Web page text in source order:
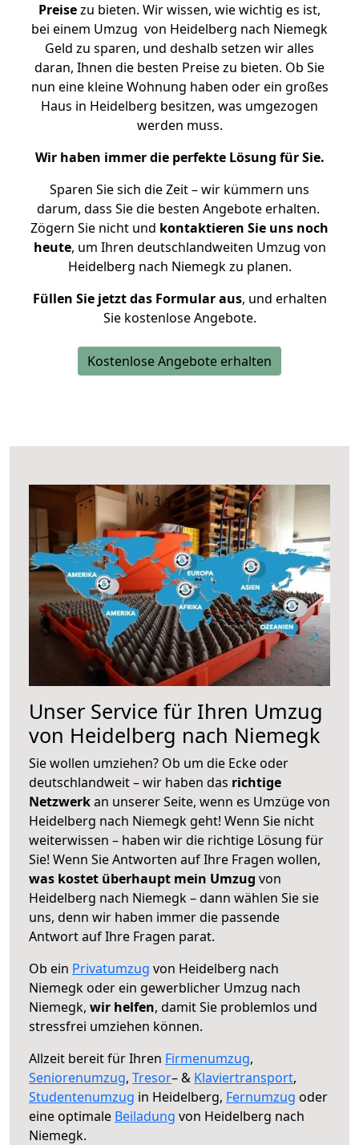
Preisezu bieten. Wir wissen, wie wichtig es ist,
bei einem Umzug von Heidelberg nach Niemegk
Geld zu sparen, und deshalb setzen wir alles
daran, Ihnen die besten Preise zu bieten. Ob Sie
nun eine kleine Wohnung haben oder ein großes
Haus in Heidelberg besitzen, was umgezogen
werden muss.
Wir haben immer die perfekte Lösung für Sie.
Sparen Sie sich die Zeit – wir kümmern uns
darum, dass Sie die besten Angebote erhalten.
Zögern Sie nicht und kontaktieren Sie uns noch
heute, um Ihren deutschlandweiten Umzug von
Heidelberg nach Niemegk zu planen.
Füllen Sie jetzt das Formular aus, und erhalten
Sie kostenlose Angebote.
Kostenlose Angebote erhalten
Unser Service für Ihren Umzug
von Heidelberg nach Niemegk
Sie wollen umziehen? Ob um die Ecke oder
deutschlandweit – wir haben das richtige
Netzwerkan unserer Seite, wenn es Umzüge von
Heidelberg nach Niemegk geht! Wenn Sie nicht
weiterwissen – haben wir die richtige Lösung für
Sie! Wenn Sie Antworten auf Ihre Fragen wollen,
was kostet überhaupt mein Umzug von
Heidelberg nach Niemegk – dann wählen Sie sie
uns, denn wir haben immer die passende
Antwort auf Ihre Fragen parat.
Ob ein Privatumzug von Heidelberg nach
Niemegk oder ein gewerblicher Umzug nach
Niemegk, wir helfen, damit Sie problemlos und
stressfrei umziehen können.
Allzeit bereit für Ihren Firmenumzug,
Seniorenumzug, Tresor– & Klaviertransport,
Studentenumzug in Heidelberg, Fernumzug oder
eine optimale Beiladung von Heidelberg nach
Niemegk.